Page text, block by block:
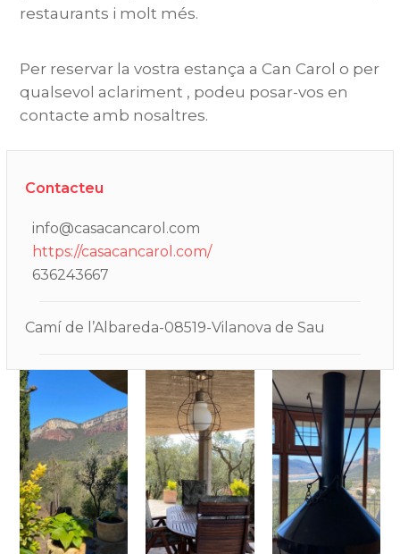
restaurants i molt més.
Per reservar la vostra estança a Can Carol o per
qualsevol aclariment , podeu posar-vos en
contacte amb nosaltres.
Contacteu
info@casacancarol.com
https://casacancarol.com/
636243667
Camí de l’Albareda-08519-Vilanova de Sau